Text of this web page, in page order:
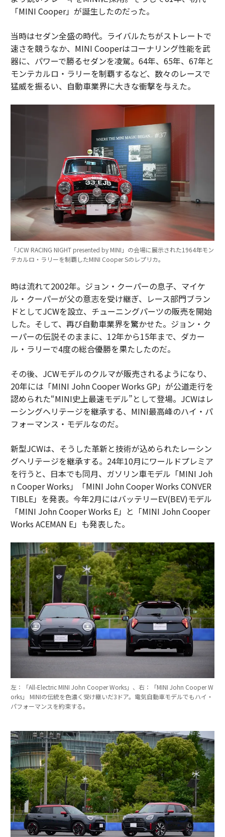
「MINI Cooper」が誕生したのだった。
当時はセダン全盛の時代。ライバルたちがストレートで
速さを競うなか、MINI Cooperはコーナリング性能を武
器に、パワーで勝るセダンを凌駕。64年、65年、67年と
モンテカルロ・ラリーを制覇するなど、数々のレースで
猛威を振るい、自動車業界に大きな衝撃を与えた。
「JCW RACING NIGHT presented by MINI」の会場に展示された1964年モン
テカルロ・ラリーを制覇したMINI Cooper Sのレプリカ。
時は流れて2002年。ジョン・クーパーの息子、マイケ
ル・クーパーが父の意志を受け継ぎ、レース部門ブラン
ドとしてJCWを設立、チューニングパーツの販売を開始
した。そして、再び自動車業界を驚かせた。ジョン・ク
ーパーの伝説そのままに、12年から15年まで、ダカー
ル・ラリーで4度の総合優勝を果たしたのだ。
その後、JCWモデルのクルマが販売されるようになり、
20年には「MINI John Cooper Works GP」が公道走行を
認められた“MINI史上最速モデル”として登場。JCWはレ
ーシングヘリテージを継承する、MINI最高峰のハイ・パ
フォーマンス・モデルなのだ。
新型JCWは、そうした革新と技術が込められたレーシン
グヘリテージを継承する。24年10月にワールドプレミア
を行うと、日本でも同月、ガソリン車モデル「MINI Joh
n Cooper Works」「MINI John Cooper Works CONVER
TIBLE」を発表。今年2月にはバッテリーEV(BEV)モデル
「MINI John Cooper Works E」と「MINI John Cooper
Works ACEMAN E」も発表した。
左：「All-Electric MINI John Cooper Works」、右：「MINI John Cooper W
orks」 MINIの伝統を色濃く受け継いだ3ドア。電気自動車モデルでもハイ・
パフォーマンスを約束する。